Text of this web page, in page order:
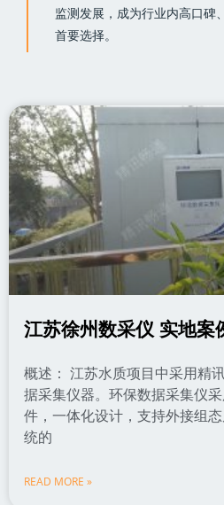
监测发展，成为行业内高口碑
首要选择。
江苏徐州数采仪 实地案
概述： 江苏水质项目中采用精
据采集仪器。环保数据采集仪
件，一体化设计，支持外接组
统的
READ MORE »